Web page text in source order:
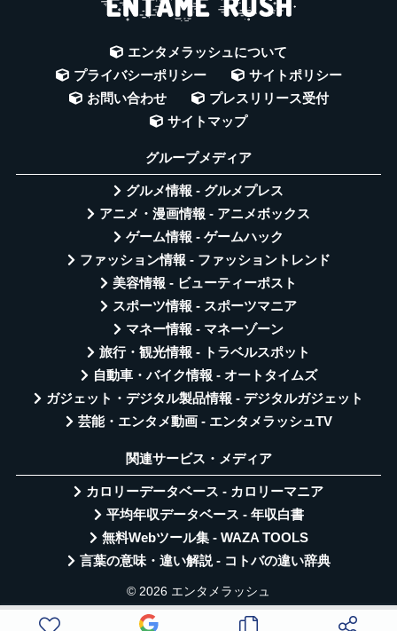
エンタメラッシュについて
プライバシーポリシー
サイトポリシー
お問い合わせ
プレスリリース受付
サイトマップ
グループメディア
グルメ情報 - グルメプレス
アニメ・漫画情報 - アニメボックス
ゲーム情報 - ゲームハック
ファッション情報 - ファッショントレンド
美容情報 - ビューティーポスト
スポーツ情報 - スポーツマニア
マネー情報 - マネーゾーン
旅行・観光情報 - トラベルスポット
自動車・バイク情報 - オートタイムズ
ガジェット・デジタル製品情報 - デジタルガジェット
芸能・エンタメ動画 - エンタメラッシュTV
関連サービス・メディア
カロリーデータベース - カロリーマニア
平均年収データベース - 年収白書
無料Webツール集 - WAZA TOOLS
言葉の意味・違い解説 - コトバの違い辞典
© 2026 エンタメラッシュ